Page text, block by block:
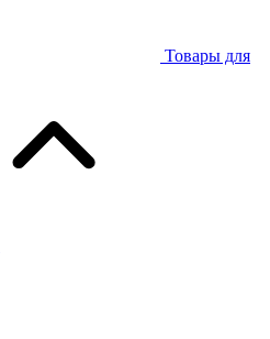
Товары для